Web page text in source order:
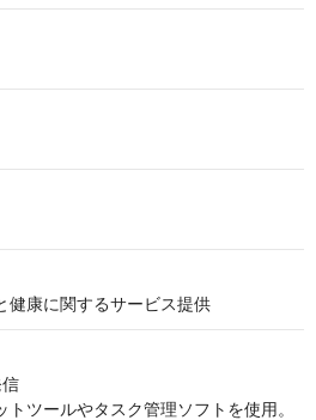
健康に関するサービス提供
ツールやタスク管理ソフトを使用。